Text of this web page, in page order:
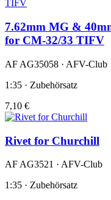
7.62mm MG &
for CM-32/33 TIFV
AF AG35058 · AFV-Club
1:35 · Zubehörsatz
7,10 €
Rivet for Churchill
AF AG3521 · AFV-Club
1:35 · Zubehörsatz